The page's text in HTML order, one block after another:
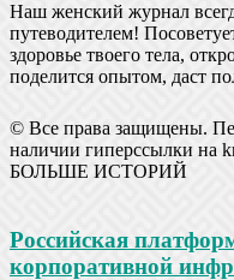
Наш женский журнал
путеводителем!
здоровье твоего тела,
поделится опытом, даст
© Все права защищены.
наличии гиперссылки на
БОЛЬШЕ ИСТОРИЙ
Российская
корпоративной